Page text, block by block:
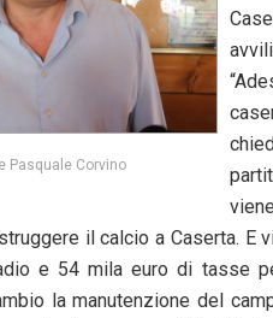
Pasquale Corvino
il calcio a Caserta. E
e 54 mila euro di tasse
la manutenzione del